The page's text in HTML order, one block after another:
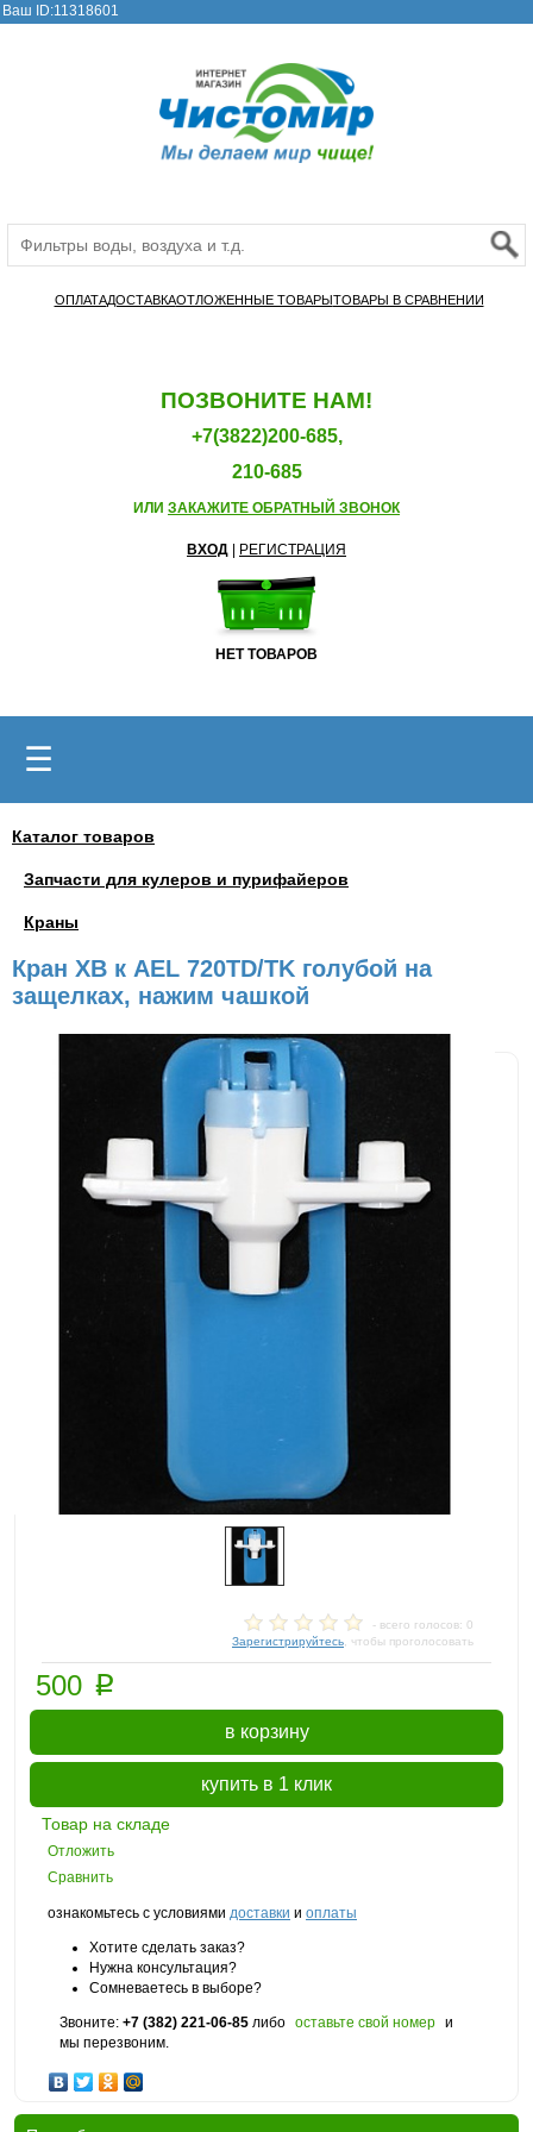
Ваш ID:11318601
ОПЛАТАДОСТАВКАОТЛОЖЕННЫЕ ТОВАРЫТОВАРЫ В СРАВНЕНИИ
ПОЗВОНИТЕ НАМ!
+7(3822)200-685,
210-685
ИЛИ ЗАКАЖИТЕ ОБРАТНЫЙ ЗВОНОК
ВХОД РЕГИСТРАЦИЯ
НЕТ ТОВАРОВ
☰
Каталог товаров
Запчасти для кулеров и пурифайеров
Краны
Кран ХВ к AEL 720TD/TK голубой на
защелках, нажим чашкой
- всего голосов: 0
Зарегистрируйтесь , чтобы проголосовать
500 p
в корзину
купить в 1 клик
Товар на складе
Отложить
Сравнить
ознакомьтесь с условиями доставки и оплаты
Хотите сделать заказ?
Нужна консультация?
Сомневаетесь в выборе?
Звоните: +7 (382) 221-06-85 либо оставьте свой номер и
мы перезвоним.